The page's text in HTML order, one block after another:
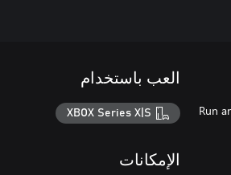
"Run
العب باستخدام
XBOX Series X|S
الإمكانات